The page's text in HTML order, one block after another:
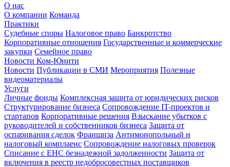
О нас
О компании Команда
Практики
Судебные споры Налоговое право Банкротство
Корпоративные отношения Государственные и коммерческие
закупки Семейное право
Новости Ком-Юнити
Новости Публикации в СМИ Мероприятия Полезные
видеоматериалы
Услуги
Личные фонды Комплексная защита от юридических рисков
Структурирование бизнеса Сопровождение IT-проектов и
стартапов Корпоративные решения Взыскание убытков с
руководителей и собственников бизнеса Защита от
оспаривания сделок Франшиза Антимонопольный и
налоговый комплаенс Сопровождение налоговых проверок
Списание с ЕНС безнадежной задолженности Защита от
включения в реестр недобросовестных поставщиков